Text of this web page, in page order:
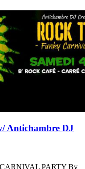
Antichambre DJ
PARTY By